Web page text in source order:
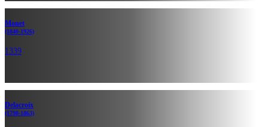
Monet
(1840-1926)
1339
Delacroix
(1798-1863)